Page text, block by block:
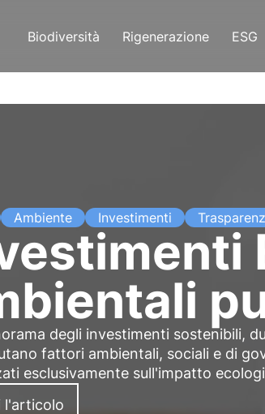
Biodiversità Rigenerazione ESG
Ambiente Investimenti
degli investimenti sostenibili,
fattori ambientali, sociali e di
esclusivamente sull'impatto
l'articolo